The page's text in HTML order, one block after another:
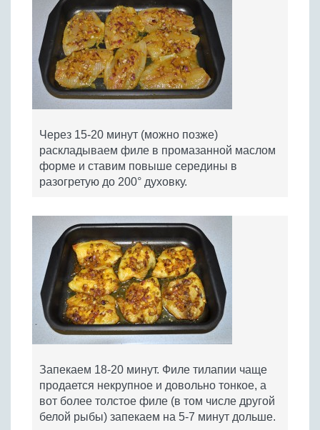
Через 15-20 минут (можно позже)
раскладываем филе в промазанной маслом
форме и ставим повыше середины в
разогретую до 200° духовку.
Запекаем 18-20 минут. Филе тилапии чаще
продается некрупное и довольно тонкое, а
вот более толстое филе (в том числе другой
белой рыбы) запекаем на 5-7 минут дольше.